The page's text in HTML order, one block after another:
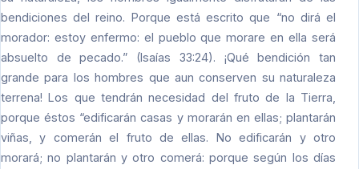
bendiciones del reino. Porque está escrito que “no dirá el
morador: estoy enfermo: el pueblo que morare en ella será
absuelto de pecado.” (Isaías 33:24). ¡Qué bendición tan
grande para los hombres que aun conserven su naturaleza
terrena! Los que tendrán necesidad del fruto de la Tierra,
porque éstos “edificarán casas y morarán en ellas; plantarán
viñas, y comerán el fruto de ellas. No edificarán y otro
morará; no plantarán y otro comerá: porque según los días